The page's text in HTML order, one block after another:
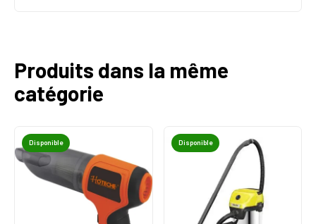
Produits dans la même
catégorie
Disponible Disponible